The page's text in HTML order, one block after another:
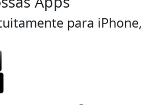
para iPhone,